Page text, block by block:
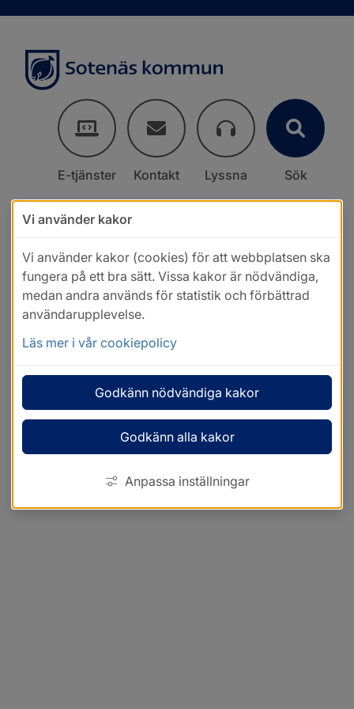
E-tjänster Kontakt Lyssna Sök
Vi använder kakor
Vi använder kakor (cookies) för att webbplatsen ska
fungera på ett bra sätt. Vissa kakor är nödvändiga,
medan andra används för statistik och förbättrad
användarupplevelse.
Läs mer i vår cookiepolicy
Godkänn nödvändiga kakor
Godkänn alla kakor
Anpassa inställningar